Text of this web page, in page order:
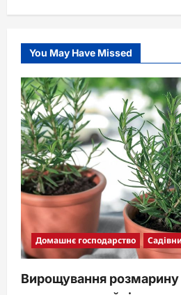
You May Have Missed
Домашнє господарство
Вирощування